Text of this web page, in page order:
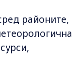
районите,